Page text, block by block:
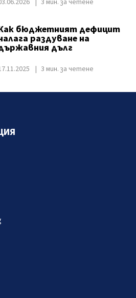
3 мин. за четене
бюджетният дефицит
раздуване на
дълг
3 мин. за четене